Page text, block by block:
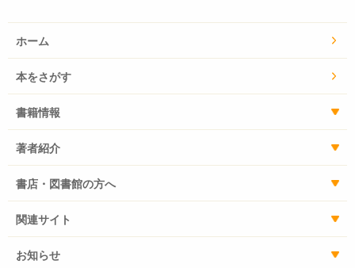
ホーム
本をさがす
書籍情報
著者紹介
書店・図書館の方へ
関連サイト
お知らせ